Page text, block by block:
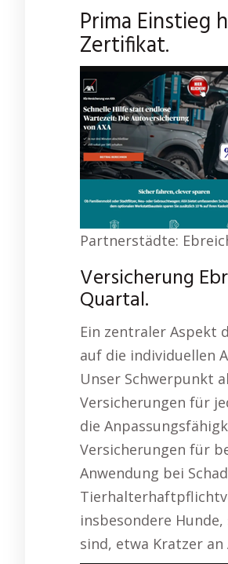
Prima Einstieg
Zertifikat.
Partnerstädte:
Versicherung
Quartal.
Ein zentraler Aspekt
auf die individuellen
Unser Schwerpunkt
Versicherungen für
die
Versicherungen für
Anwendung bei
insbesondere
sind, etwa Kratzer